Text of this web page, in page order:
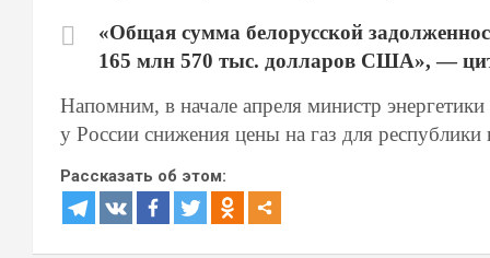
«Общая сумма белорусской
165 млн 570 тыс. долларов США», —
Напомним, в начале апреля министр
у России снижения цены на газ для республики
Рассказать об этом: